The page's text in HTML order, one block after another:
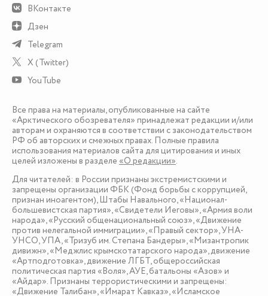
ВКонтакте
Дзен
Telegram
X (Twitter)
YouTube
Все права на материалы, опубликованные на сайте
«Арктического обозревателя» принадлежат редакции и/или
авторам и охраняются в соответствии с законодательством
РФ об авторских и смежных правах. Полные правила
использования материалов сайта для цитирования и иных
целей изложены в разделе «О редакции».
Для читателей: в России признаны экстремистскими и
запрещены организации ФБК (Фонд борьбы с коррупцией,
признан иноагентом), Штабы Навального, «Национал-
большевистская партия», «Свидетели Иеговы», «Армия воли
народа», «Русский общенациональный союз», «Движение
против нелегальной иммиграции», «Правый сектор», УНА-
УНСО, УПА, «Тризуб им. Степана Бандеры», «Мизантропик
дивижн», «Меджлис крымскотатарского народа», движение
«Артподготовка», движение ЛГБТ, общероссийская
политическая партия «Воля», АУЕ, батальоны «Азов» и
«Айдар». Признаны террористическими и запрещены:
«Движение Талибан», «Имарат Кавказ», «Исламское